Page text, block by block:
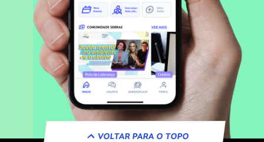
VOLTAR PARA O TOPO